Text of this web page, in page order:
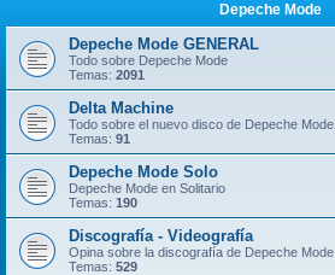
Depeche Mode
Depeche Mode GENERAL
Todo sobre Depeche Mode
Temas: 2091
Delta Machine
Todo sobre el nuevo disco de Depeche Mode.
Temas: 91
Depeche Mode Solo
Depeche Mode en Solitario
Temas: 190
Discografía - Videografía
Opina sobre la discografía de Depeche Mode
Temas: 529